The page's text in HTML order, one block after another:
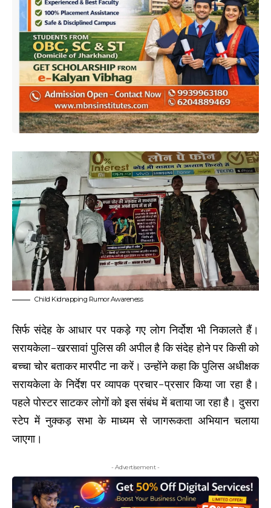
Child Kidnapping Rumor Awareness
सिर्फ संदेह के आधार पर पकड़े गए लोग निर्दोश भी निकालते हैं।
सरायकेला-खरसावां पुलिस की अपील है कि संदेह होने पर किसी को
बच्चा चोर बताकर मारपीट ना करें। उन्होंने कहा कि पुलिस अधीक्षक
सरायकेला के निर्देश पर व्यापक प्रचार-प्रसार किया जा रहा है।
पहले पोस्टर साटकर लोगों को इस संबंध में बताया जा रहा है। दुसरा
स्टेप में नुक्कड़ सभा के माध्यम से जागरूकता अभियान चलाया
जाएगा।
- Advertisement -